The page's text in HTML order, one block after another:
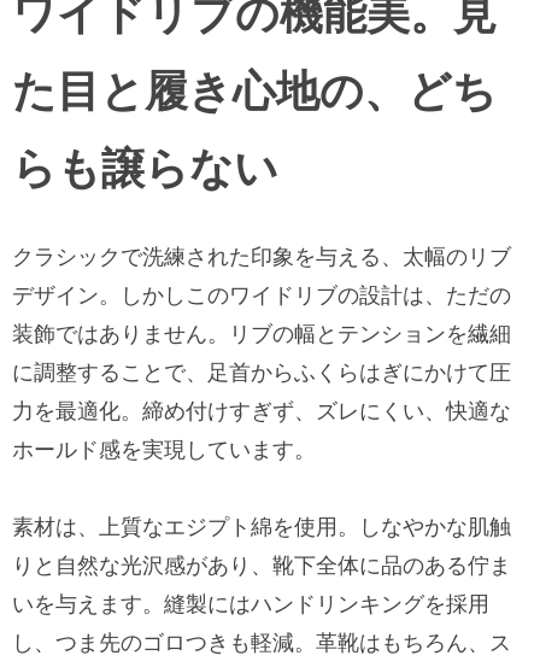
ワイドリブの機能美。見
た目と履き心地の、どち
らも譲らない
クラシックで洗練された印象を与える、太幅のリブ
デザイン。しかしこのワイドリブの設計は、ただの
装飾ではありません。リブの幅とテンションを繊細
に調整することで、足首からふくらはぎにかけて圧
力を最適化。締め付けすぎず、ズレにくい、快適な
ホールド感を実現しています。
素材は、上質なエジプト綿を使用。しなやかな肌触
りと自然な光沢感があり、靴下全体に品のある佇ま
いを与えます。縫製にはハンドリンキングを採用
し、つま先のゴロつきも軽減。革靴はもちろん、ス